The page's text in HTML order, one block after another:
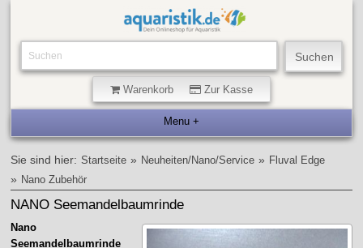
Warenkorb Zur Kasse
Sie sind hier: Startseite » Neuheiten/Nano/Service » Fluval Edge
» Nano Zubehör
NANO Seemandelbaumrinde
Nano
Seemandelbaumrinde